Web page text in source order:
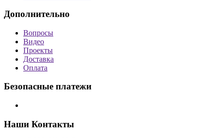
Дополнительно
Вопросы
Видео
Проекты
Доставка
Оплата
Безопасные платежи
Наши Контакты